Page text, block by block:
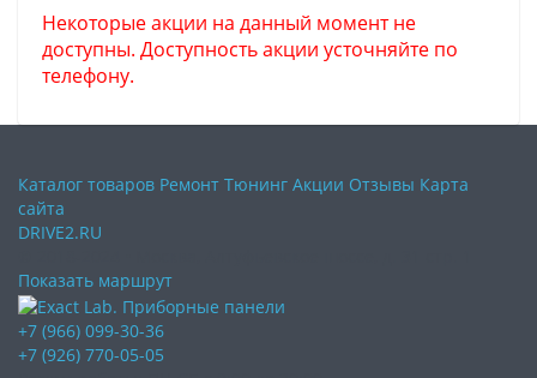
Некоторые акции на данный момент не
доступны. Доступность акции усточняйте по
телефону.
Каталог товаров Ремонт Тюнинг Акции Отзывы Карта
сайта
DRIVE2.RU
Показать маршрут
+7 (966) 099-30-36
+7 (926) 770-05-05